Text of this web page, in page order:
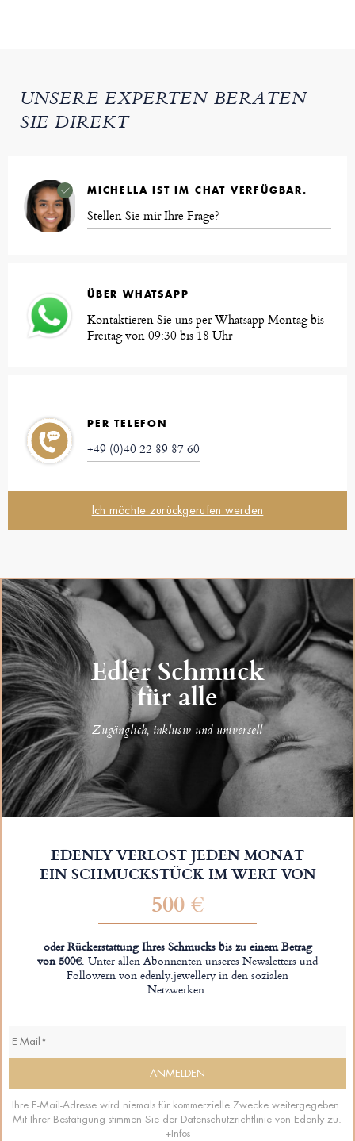
UNSERE EXPERTEN BERATEN
SIE DIREKT
MICHELLA IST IM CHAT VERFÜGBAR.
Stellen Sie mir Ihre Frage?
ÜBER WHATSAPP
Kontaktieren Sie uns per Whatsapp Montag bis
Freitag von 09:30 bis 18 Uhr
PER TELEFON
+49 (0)40 22 89 87 60
Ich möchte zurückgerufen werden
Edler Schmuck
für alle
Zugänglich, inklusiv und universell
EDENLY VERLOST JEDEN MONAT
EIN SCHMUCKSTÜCK IM WERT VON
500 €
oder Rückerstattung Ihres Schmucks bis zu einem Betrag
von 500€. Unter allen Abonnenten unseres Newsletters und
Followern von edenly.jewellery in den sozialen
Netzwerken.
Ihre E-Mail-Adresse wird niemals für kommerzielle Zwecke weitergegeben.
Mit Ihrer Bestätigung stimmen Sie der Datenschutzrichtlinie von Edenly zu.
+Infos